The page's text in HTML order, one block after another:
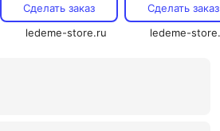
Сделать заказ
ledeme-store.ru
Сделать заказ
ledeme-